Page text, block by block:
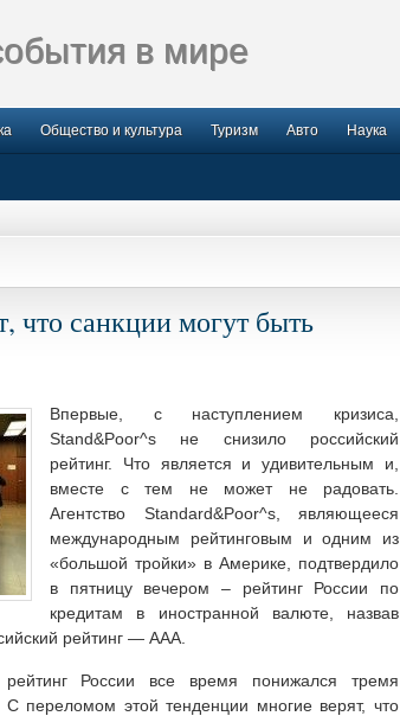
в мире
Общество и культура Туризм Авто Наука
что санкции могут быть
Впервые, с наступлением кризиса,
Stand&Poor^s не снизило российский
рейтинг. Что является и удивительным и,
вместе с тем не может не радовать.
Агентство Standard&Poor^s, являющееся
международным рейтинговым и одним из
«большой тройки» в Америке, подтвердило
в пятницу вечером – рейтинг России по
кредитам в иностранной валюте, назвав
рейтинг — ААА.
рейтинг России все время понижался тремя
переломом этой тенденции многие верят, что